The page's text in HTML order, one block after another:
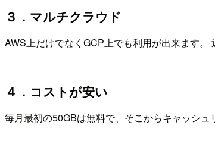
３．マルチクラウド
AWS上だけでなくGCP上でも利用が出来ます。
４．コストが安い
毎月最初の50GBは無料で、そこからキャッシュ